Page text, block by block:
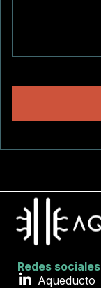
Redes sociales
Aqueducto